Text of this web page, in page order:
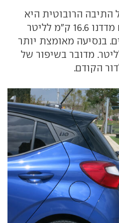
הרובוטית היא
בסעיף צריכת הדלק, שם מדדנו 16.6 ק"מ לליטר
בנסיעה מאומצת יותר
ל-13.7 ק"מ לליטר. מדובר בשיפור של